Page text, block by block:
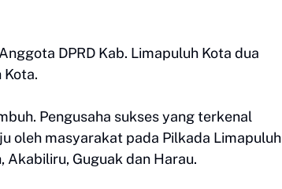
DPRD Kab. Limapuluh Kota dua
Kota.
Pengusaha sukses yang terkenal
oleh masyarakat pada Pilkada Limapuluh
Akabiliru, Guguak dan Harau.